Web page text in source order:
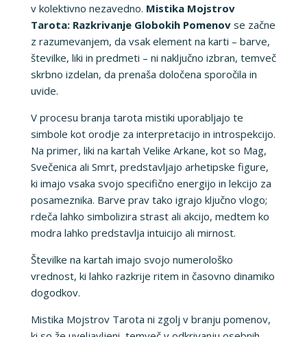
v kolektivno nezavedno. Mistika Mojstrov
Tarota: Razkrivanje Globokih Pomenovse začne
z razumevanjem, da vsak element na karti – barve,
številke, liki in predmeti – ni naključno izbran, temveč
skrbno izdelan, da prenaša določena sporočila in
uvide.
V procesu branja tarota mistiki uporabljajo te
simbole kot orodje za interpretacijo in introspekcijo.
Na primer, liki na kartah Velike Arkane, kot so Mag,
Svečenica ali Smrt, predstavljajo arhetipske figure,
ki imajo vsaka svojo specifično energijo in lekcijo za
posameznika. Barve prav tako igrajo ključno vlogo;
rdeča lahko simbolizira strast ali akcijo, medtem ko
modra lahko predstavlja intuicijo ali mirnost.
Številke na kartah imajo svojo numerološko
vrednost, ki lahko razkrije ritem in časovno dinamiko
dogodkov.
Mistika Mojstrov Tarota ni zgolj v branju pomenov,